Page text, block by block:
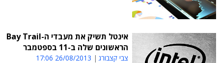
אינטל תשיק את מעבדי ה-Bay Trail
הראשונים שלה ב-11 בספטמבר
צבי קצבורג 26/08/2013 17:06